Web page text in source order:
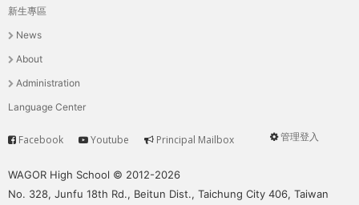
主
選
單
新生專區
News
About
Administration
Language Center
User
管理登入
Service
Facebook Youtube Principal Mailbox
WAGOR High School © 2012-2026
No. 328, Junfu 18th Rd., Beitun Dist., Taichung City 406, Taiwan